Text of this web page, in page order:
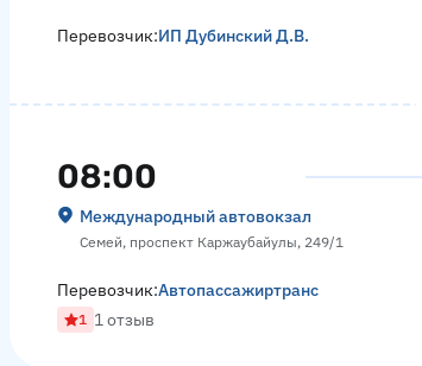
Перевозчик:ИП Дубинский Д.В.
08:00
Международный автовокзал
Семей, проспект Каржаубайулы, 249/1
Перевозчик:Автопассажиртранс
1 1 отзыв